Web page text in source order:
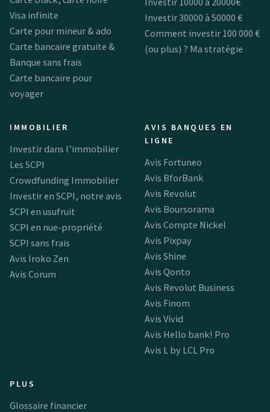
Visa infinite
Carte pour mineur & ado
Carte bancaire gratuite &
Banque sans frais
Carte bancaire pour
voyager
Investir 30000 à 50000 €
Comment investir 100 000 €
(ou plus) ? Ma stratégie
IMMOBILIER
Investir dans l’immobilier
Les SCPI
Crowdfunding Immobilier
Investir en SCPI, notre avis
SCPI en usufruit
SCPI en nue-propriété
SCPI sans frais
Avis Iroko Zen
Avis Corum
AVIS BANQUES EN
LIGNE
Avis Fortuneo
Avis BforBank
Avis Revolut
Avis Boursorama
Avis Compte Nickel
Avis Pixpay
Avis Shine
Avis Qonto
Avis Revolut Business
Avis Finom
Avis Vivid
Avis Hello bank! Pro
Avis L by LCL Pro
PLUS
Glossaire financier